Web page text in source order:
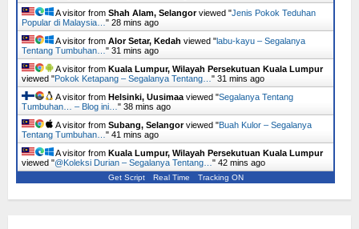
A visitor from Shah Alam, Selangorviewed "Jenis Pokok Teduhan
Popular di Malaysia… " 28 mins ago
A visitor from Alor Setar, Kedah viewed "labu-kayu – Segalanya
Tentang Tumbuhan… " 31 mins ago
A visitor from Kuala Lumpur, Wilayah Persekutuan Kuala Lumpur
viewed "Pokok Ketapang – Segalanya Tentang… " 31 mins ago
A visitor from Helsinki, Uusimaa viewed "Segalanya Tentang
Tumbuhan… – Blog ini… " 38 mins ago
A visitor from Subang, Selangorviewed "Buah Kulor – Segalanya
Tentang Tumbuhan… " 41 mins ago
A visitor from Kuala Lumpur, Wilayah Persekutuan Kuala Lumpur
viewed "@Koleksi Durian – Segalanya Tentang… " 42 mins ago
Get Script Real Time Tracking ON